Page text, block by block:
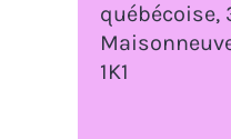
québécoise,
1K1